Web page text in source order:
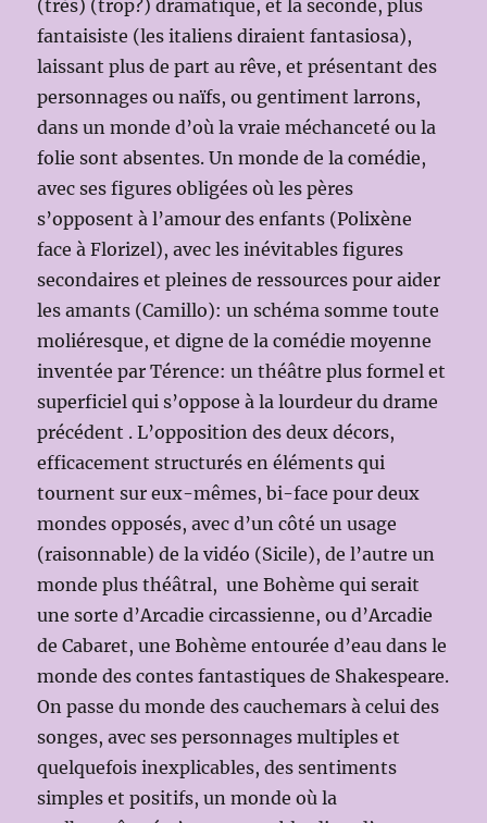
(très) (trop?) dramatique, et la seconde, plus
fantaisiste (les italiens diraient fantasiosa),
laissant plus de part au rêve, et présentant des
personnages ou naïfs, ou gentiment larrons,
dans un monde d’où la vraie méchanceté ou la
folie sont absentes. Un monde de la comédie,
avec ses figures obligées où les pères
s’opposent à l’amour des enfants (Polixène
face à Florizel), avec les inévitables figures
secondaires et pleines de ressources pour aider
les amants (Camillo): un schéma somme toute
moliéresque, et digne de la comédie moyenne
inventée par Térence: un théâtre plus formel et
superficiel qui s’oppose à la lourdeur du drame
précédent . L’opposition des deux décors,
efficacement structurés en éléments qui
tournent sur eux-mêmes, bi-face pour deux
mondes opposés, avec d’un côté un usage
(raisonnable) de la vidéo (Sicile), de l’autre un
monde plus théâtral, une Bohème qui serait
une sorte d’Arcadie circassienne, ou d’Arcadie
de Cabaret, une Bohème entourée d’eau dans le
monde des contes fantastiques de Shakespeare.
On passe du monde des cauchemars à celui des
songes, avec ses personnages multiples et
quelquefois inexplicables, des sentiments
simples et positifs, un monde où la